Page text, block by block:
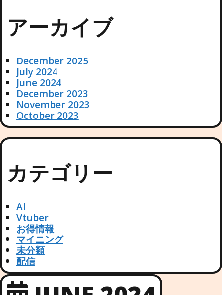
アーカイブ
December 2025
July 2024
June 2024
December 2023
November 2023
October 2023
カテゴリー
AI
Vtuber
お得情報
マイニング
未分類
配信